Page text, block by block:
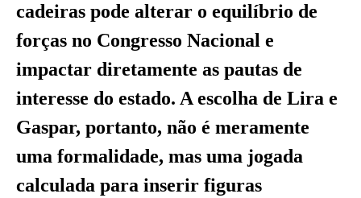
cadeiras pode alterar o equilíbrio de
forças no Congresso Nacional e
impactar diretamente as pautas de
interesse do estado. A escolha de Lira e
Gaspar, portanto, não é meramente
uma formalidade, mas uma jogada
calculada para inserir figuras